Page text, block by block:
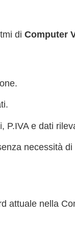
di Computer
P.IVA e dati
necessità
attuale nella